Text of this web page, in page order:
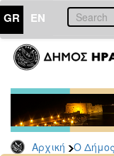
GR EN
Αρχική Ο Δήμος
ΔΗΜΟΣ
Δελτία
Τύπου
Αρχείο
2026